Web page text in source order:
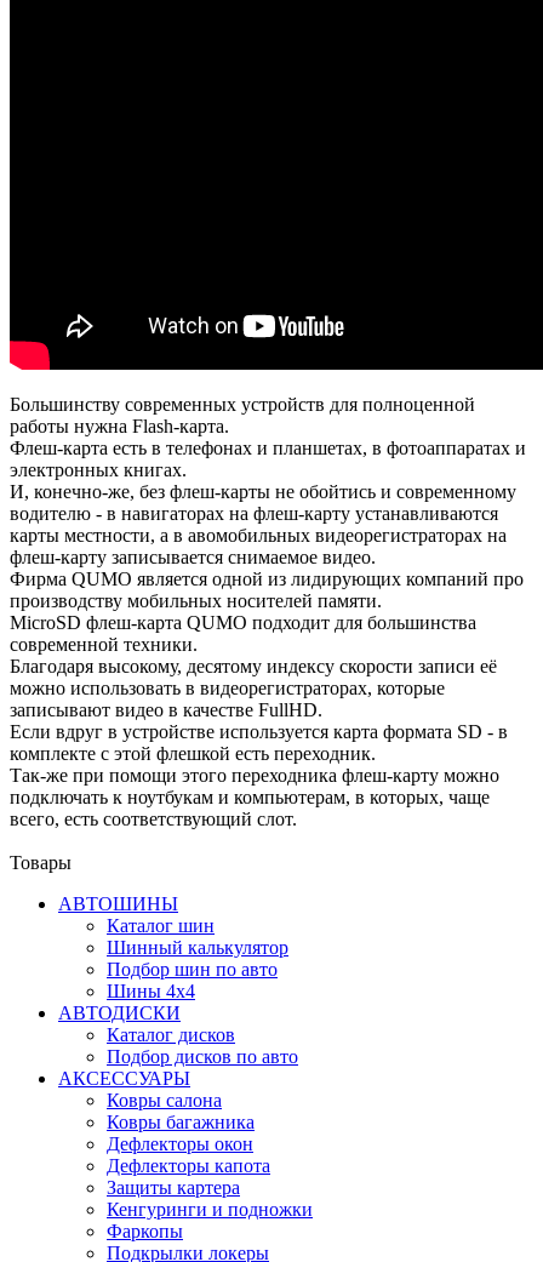
Большинству современных устройств для полноценной
работы нужна Flash-карта.
Флеш-карта есть в телефонах и планшетах, в фотоаппаратах и
электронных книгах.
И, конечно-же, без флеш-карты не обойтись и современному
водителю - в навигаторах на флеш-карту устанавливаются
карты местности, а в авомобильных видеорегистраторах на
флеш-карту записывается снимаемое видео.
Фирма QUMO является одной из лидирующих компаний про
производству мобильных носителей памяти.
MicroSD флеш-карта QUMO подходит для большинства
современной техники.
Благодаря высокому, десятому индексу скорости записи её
можно использовать в видеорегистраторах, которые
записывают видео в качестве FullHD.
Если вдруг в устройстве используется карта формата SD - в
комплекте с этой флешкой есть переходник.
Так-же при помощи этого переходника флеш-карту можно
подключать к ноутбукам и компьютерам, в которых, чаще
всего, есть соответствующий слот.
Товары
АВТОШИНЫ
Каталог шин
Шинный калькулятор
Подбор шин по авто
Шины 4x4
АВТОДИСКИ
Каталог дисков
Подбор дисков по авто
АКСЕССУАРЫ
Ковры салона
Ковры багажника
Дефлекторы окон
Дефлекторы капота
Защиты картера
Кенгуринги и подножки
Фаркопы
Подкрылки локеры